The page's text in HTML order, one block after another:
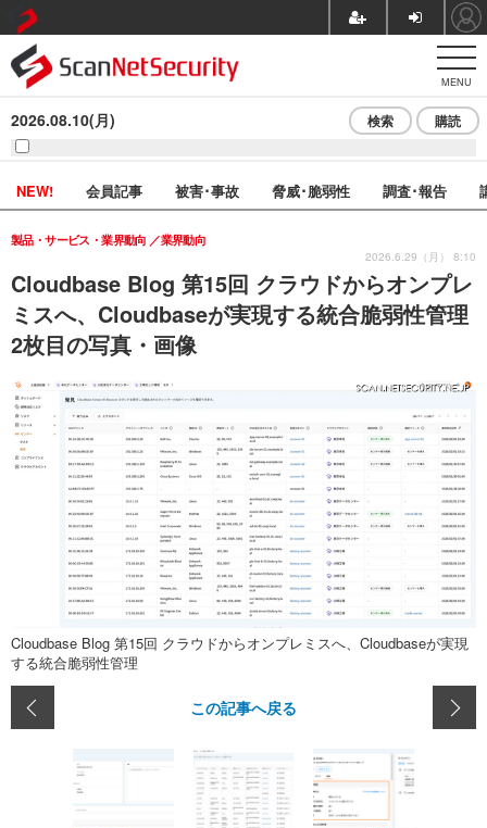
MENU
2026.08.10(月) 検索 購読
NEW! 会員記事 被害･事故 脅威･脆弱性 調査･報告
Cloudbase Blog 第15回 クラウドからオンプレ
ミスへ、Cloudbaseが実現する統合脆弱性管理
2枚目の写真・画像
製品・サービス・業界動向 業界動向
2026.6.29（月） 8:10
Cloudbase Blog 第15回 クラウドからオンプレミスへ、Cloudbaseが実現
する統合脆弱性管理
この記事へ戻る